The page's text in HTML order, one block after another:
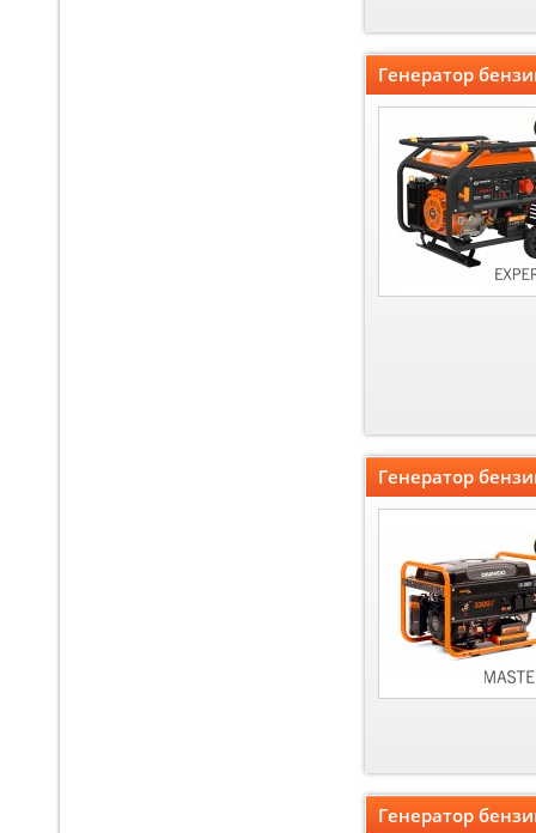
Генератор
Генератор
Генератор